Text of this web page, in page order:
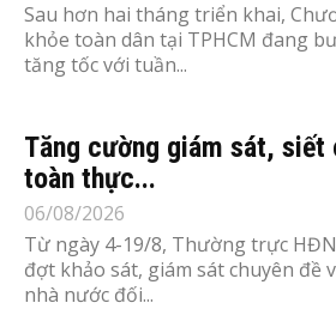
Sau hơn hai tháng triển khai,
khỏe toàn dân tại TPHCM đang
tăng tốc với tuần...
Tăng cường giám sát, siết
toàn thực...
06/08/2026
Từ ngày 4-19/8, Thường trực
đợt khảo sát, giám sát chuyên đề
nhà nước đối...